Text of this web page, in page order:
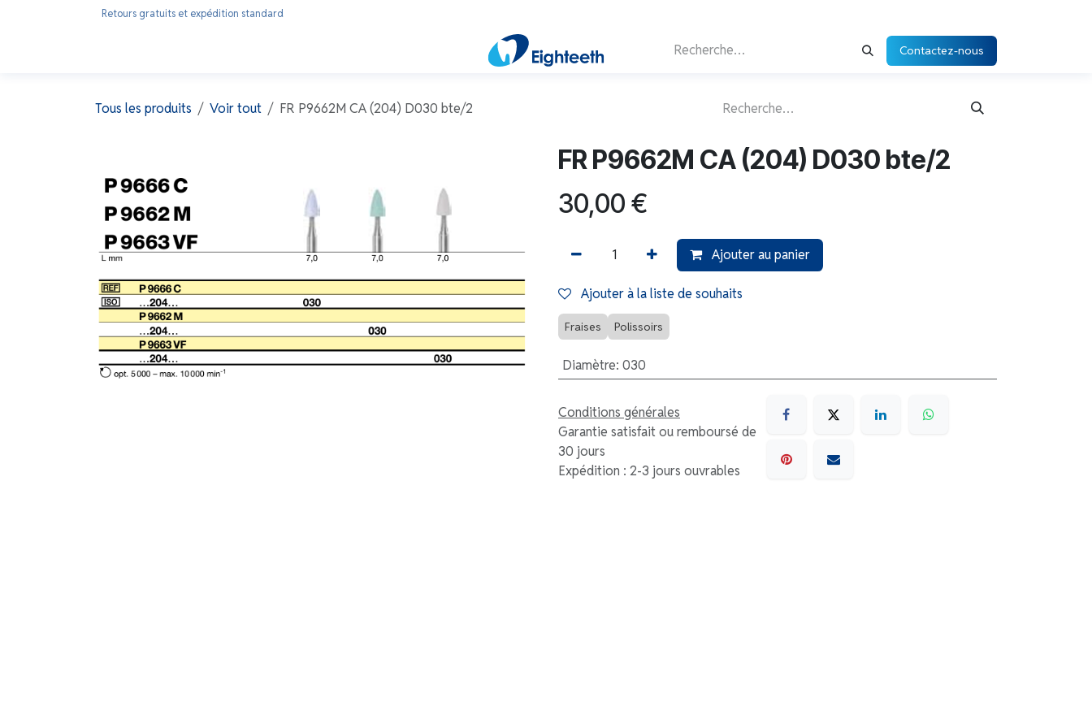
Se rendre au contenuRetours gratuits et expédition standard
Contactez-nous
Tous les produits Voir tout FR P9662M CA (204) D030 bte/2
FR P9662M CA (204) D030 bte/2
30,00 €
Ajouter au panier
Ajouter à la liste de souhaits
Fraises Polissoirs
Diamètre: 030
Conditions générales
Garantie satisfait ou remboursé de
30 jours
Expédition : 2-3 jours ouvrables